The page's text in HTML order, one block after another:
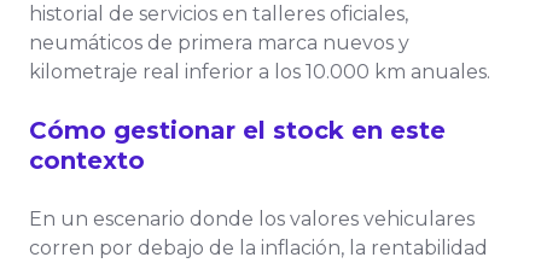
historial de servicios en talleres oficiales,
neumáticos de primera marca nuevos y
kilometraje real inferior a los 10.000 km anuales.
Cómo gestionar el stock en este
contexto
En un escenario donde los valores vehiculares
corren por debajo de la inflación, la rentabilidad